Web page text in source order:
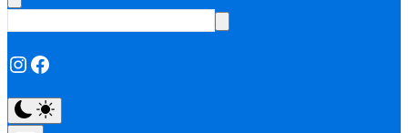
Instagram
Facebook